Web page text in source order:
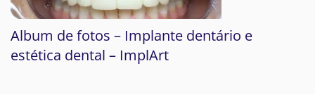
Album de fotos – Implante dentário e
estética dental – ImplArt